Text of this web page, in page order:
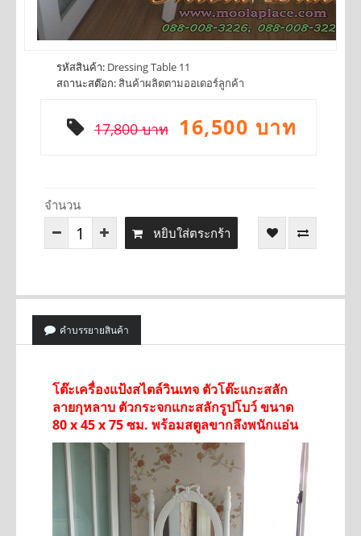
รหัสสินค้า: Dressing Table 11
สถานะสต๊อก: สินค้าผลิตตามออเดอร์ลูกค้า
17,800 บาท 16,500 บาท
จำนวน
หยิบใส่ตระกร้า
คำบรรยายสินค้า
โต๊ะเครื่องแป้งสไตล์วินเทจ ตัวโต๊ะแกะสลัก
ลายกุหลาบ ตัวกระจกแกะสลักรูปโบว์ขนาด
80 x 45 x 75 ซม. พร้อมสตูลขากลึงพนักแอ่น